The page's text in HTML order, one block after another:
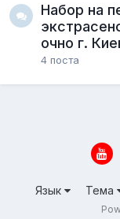
Набор на
очно г.
4 поста
Язык Тема